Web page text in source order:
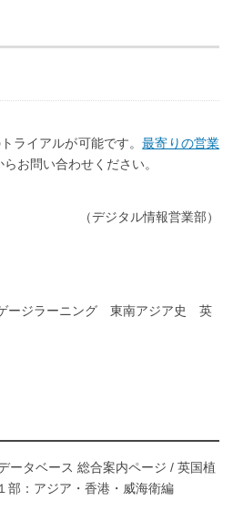
ライアルが可能です。最寄りの営業
らお問い合わせください。
（デジタル情報営業部）
ージラーニング 東南アジア史
英
ータベース 総合案内ページ / 英国植
部：アジア・香港・威海衛編